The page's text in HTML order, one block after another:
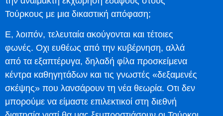
Τούρκους με μια δικαστική απόφαση;
Ε, λοιπόν, τελευταία ακούγονται και τέτοιες
φωνές. Οχι ευθέως από την κυβέρνηση, αλλά
από τα εξαπτέρυγα, δηλαδή φίλα προσκείμενα
κέντρα καθηγητάδων και τις γνωστές «δεξαμενές
σκέψης» που λανσάρουν τη νέα θεωρία. Οτι δεν
μπορούμε να είμαστε επιλεκτικοί στη διεθνή